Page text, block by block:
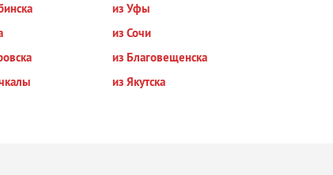
из Уфы
из Сочи
из Благовещенска
из Якутска